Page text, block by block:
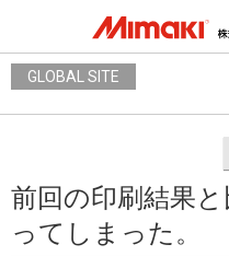
GLOBAL SITE
前回の印刷結果
ってしまった。